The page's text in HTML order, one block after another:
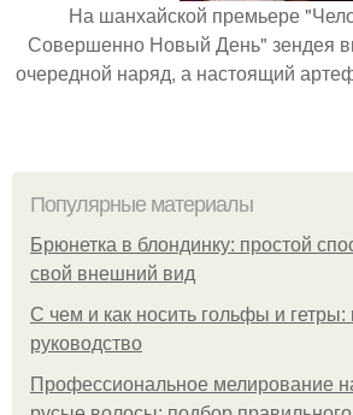
На шанхайской премьере
Совершенно Новый День" зендея
очередной наряд, а настоящий
Популярные материалы
Брюнетка в блондинку: простой
свой внешний вид
С чем и как носить гольфы и гетры:
руководство
Профессиональное мелирование